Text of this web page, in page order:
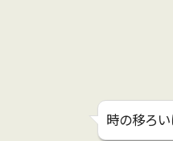
時の移ろ